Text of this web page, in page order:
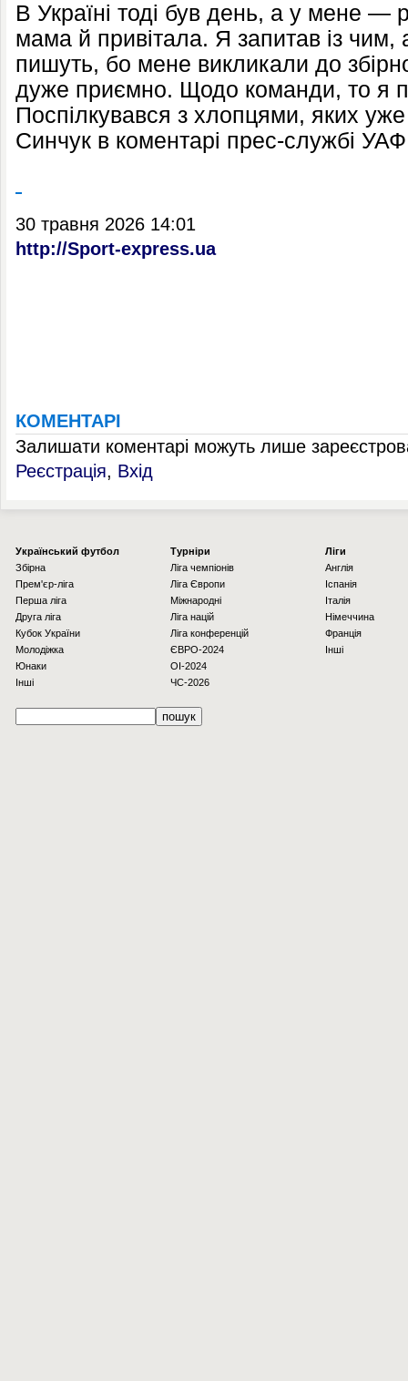
В Україні тоді був день, а у мене —
мама й привітала. Я запитав із чим,
пишуть, бо мене викликали до
дуже приємно. Щодо команди, то я
Поспілкувався з хлопцями, яких
Синчук в коментарі прес-службі
30 травня 2026 14:01
http://Sport-express.ua
КОМЕНТАРІ
Залишати коментарі можуть лише
Реєстрація, Вхід
Українcький футбол
Збірна
Прем'єр-ліга
Перша ліга
Друга ліга
Кубок України
Молодіжка
Юнаки
Інші
Турніри
Ліга чемпіонів
Ліга Європи
Міжнародні
Ліга націй
Ліга конференцій
ЄВРО-2024
OI-2024
ЧС-2026
Ліги
Англія
Іспанія
Італія
Німеччина
Франція
Інші